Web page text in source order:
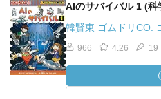
AIのサバイバル 1 (科
韓賢東 ゴムドリCO.
966 4.26 19